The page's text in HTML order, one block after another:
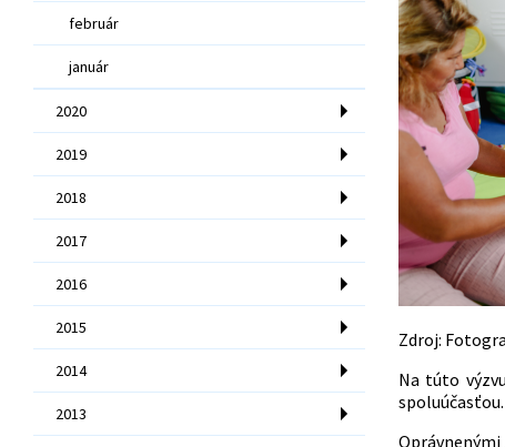
február
január
2020
2019
2018
2017
2016
2015
2014
2013
Zdroj:
Na túto
spoluúčasťou.
Oprávnenými